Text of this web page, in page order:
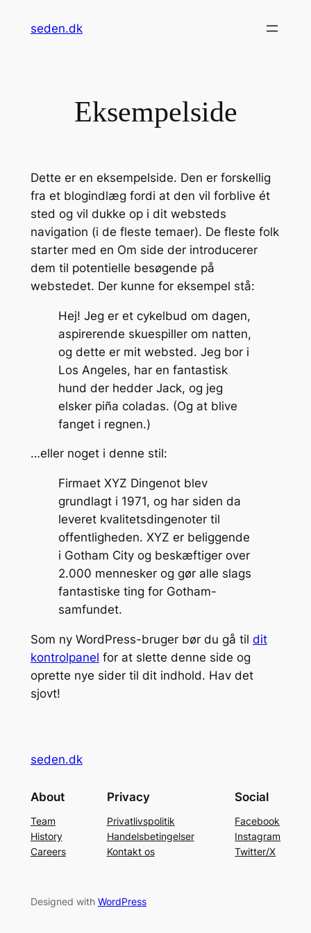
seden.dk
Eksempelside
Dette er en eksempelside. Den er forskellig
fra et blogindlæg fordi at den vil forblive ét
sted og vil dukke op i dit websteds
navigation (i de fleste temaer). De fleste folk
starter med en Om side der introducerer
dem til potentielle besøgende på
webstedet. Der kunne for eksempel stå:
Hej! Jeg er et cykelbud om dagen,
aspirerende skuespiller om natten,
og dette er mit websted. Jeg bor i
Los Angeles, har en fantastisk
hund der hedder Jack, og jeg
elsker piña coladas. (Og at blive
fanget i regnen.)
…eller noget i denne stil:
Firmaet XYZ Dingenot blev
grundlagt i 1971, og har siden da
leveret kvalitetsdingenoter til
offentligheden. XYZ er beliggende
i Gotham City og beskæftiger over
2.000 mennesker og gør alle slags
fantastiske ting for Gotham-
samfundet.
Som ny WordPress-bruger bør du gå til dit
kontrolpanel for at slette denne side og
oprette nye sider til dit indhold. Hav det
sjovt!
seden.dk
About
Team
History
Careers
Privacy
Privatlivspolitik
Handelsbetingelser
Kontakt os
Social
Facebook
Instagram
Twitter/X
Designed with WordPress